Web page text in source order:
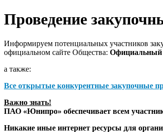
Проведение
Информируем потенциальных участников
официальном сайте Общества:
а также:
Все открытые конкурентные закупочные
Важно знать!
ПАО «Юнипро» обеспечивает всем
Никакие иные интернет ресурсы для